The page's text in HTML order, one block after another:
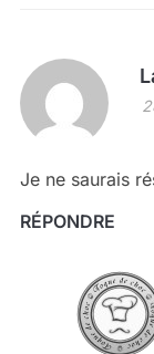
Je ne saurais
RÉPONDRE